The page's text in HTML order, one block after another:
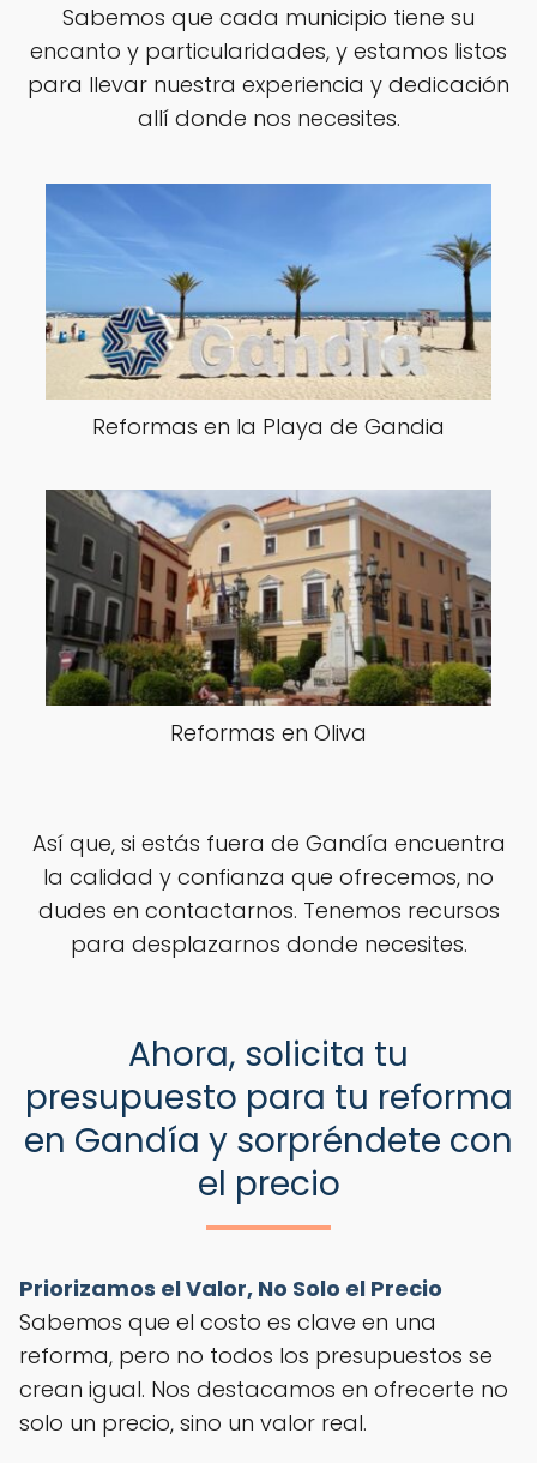
Sabemos que cada municipio tiene su
encanto y particularidades, y estamos listos
para llevar nuestra experiencia y dedicación
allí donde nos necesites.
Reformas en la Playa de Gandia
Reformas en Oliva
Así que, si estás fuera de Gandía encuentra
la calidad y confianza que ofrecemos, no
dudes en contactarnos. Tenemos recursos
para desplazarnos donde necesites.
Ahora, solicita tu
presupuesto para tu reforma
en Gandía y sorpréndete con
el precio
Priorizamos el Valor, No Solo el Precio
Sabemos que el costo es clave en una
reforma, pero no todos los presupuestos se
crean igual. Nos destacamos en ofrecerte no
solo un precio, sino un valor real.